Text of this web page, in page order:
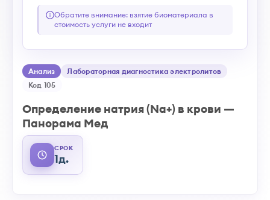
Анализ
Лабораторная диагностика электролитов
Код 105
Определение натрия (Na+) в крови —
Панорама Мед
СРОК
1д.
Обратите внимание: взятие биоматериала в
стоимость услуги не входит